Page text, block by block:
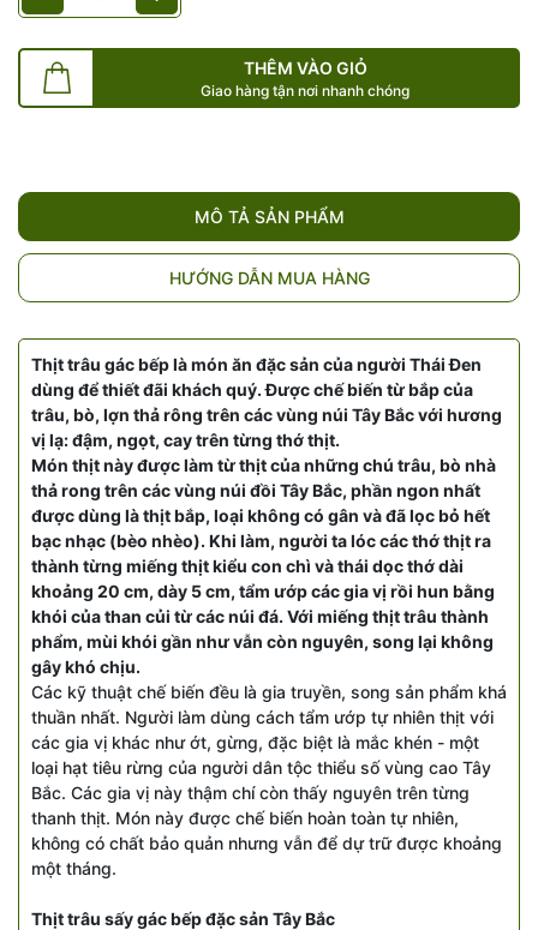
THÊM VÀO GIỎ
Giao hàng tận nơi nhanh chóng
MÔ TẢ SẢN PHẨM
HƯỚNG DẪN MUA HÀNG
Thịt trâu gác bếp là món ăn đặc sản của người Thái Đen
dùng để thiết đãi khách quý. Được chế biến từ bắp của
trâu, bò, lợn thả rông trên các vùng núi Tây Bắc với hương
vị lạ: đậm, ngọt, cay trên từng thớ thịt.
Món thịt này được làm từ thịt của những chú trâu, bò nhà
thả rong trên các vùng núi đồi Tây Bắc, phần ngon nhất
được dùng là thịt bắp, loại không có gân và đã lọc bỏ hết
bạc nhạc (bèo nhèo). Khi làm, người ta lóc các thớ thịt ra
thành từng miếng thịt kiểu con chì và thái dọc thớ dài
khoảng 20 cm, dày 5 cm, tẩm ướp các gia vị rồi hun bằng
khói của than củi từ các núi đá. Với miếng thịt trâu thành
phẩm, mùi khói gần như vẫn còn nguyên, song lại không
gây khó chịu.
Các kỹ thuật chế biến đều là gia truyền, song sản phẩm khá
thuần nhất. Người làm dùng cách tẩm ướp tự nhiên thịt với
các gia vị khác như ớt, gừng, đặc biệt là mắc khén - một
loại hạt tiêu rừng của người dân tộc thiểu số vùng cao Tây
Bắc. Các gia vị này thậm chí còn thấy nguyên trên từng
thanh thịt. Món này được chế biến hoàn toàn tự nhiên,
không có chất bảo quản nhưng vẫn để dự trữ được khoảng
một tháng.
Thịt trâu sấy gác bếp đặc sản Tây Bắc